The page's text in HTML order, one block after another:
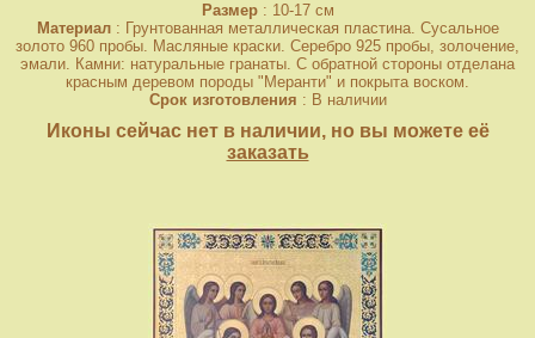
Размер: 10-17 см
Материал: Грунтованная металлическая пластина. Сусальное
золото 960 пробы. Масляные краски. Серебро 925 пробы, золочение,
эмали. Камни: натуральные гранаты. С обратной стороны отделана
красным деревом породы "Меранти" и покрыта воском.
Срок изготовления : В наличии
Иконы сейчас нет в наличии, но вы можете её
заказать